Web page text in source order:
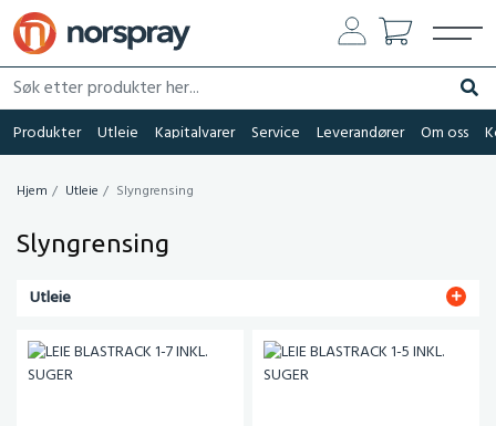
Søk etter produkter her...
Søk
Produkter Utleie Kapitalvarer Service Leverandører Om oss
Hjem Utleie Slyngrensing
Slyngrensing
Utleie